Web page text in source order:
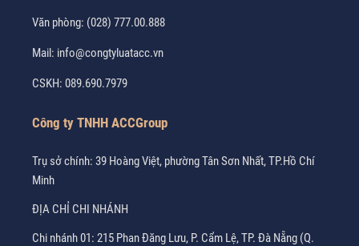
Văn phòng: (028) 777.00.888
Mail: info@congtyluatacc.vn
CSKH: 089.690.7979
Công ty TNHH ACCGroup
Trụ sở chính: 39 Hoàng Việt, phường Tân Sơn Nhất, TP.Hồ Chí
Minh
ĐỊA CHỈ CHI NHÁNH
Chi nhánh 01: 215 Phan Đăng Lưu, P. Cẩm Lệ, TP. Đà Nẵng (Q.